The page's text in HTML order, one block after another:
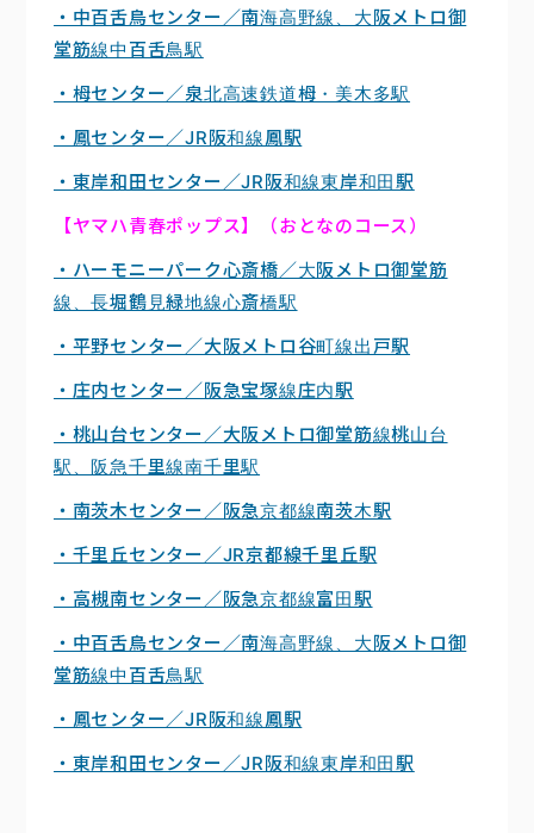
・中百舌鳥センター／南海高野線、大阪メトロ御
堂筋線中百舌鳥駅
・栂センター／泉北高速鉄道栂・美木多駅
・鳳センター／JR阪和線鳳駅
・東岸和田センター／JR阪和線東岸和田駅
【ヤマハ青春ポップス】（おとなのコース）
・ハーモニーパーク心斎橋／大阪メトロ御堂筋
線、長堀鶴見緑地線心斎橋駅
・平野センター／大阪メトロ谷町線出戸駅
・庄内センター／阪急宝塚線庄内駅
・桃山台センター／大阪メトロ御堂筋線桃山台
駅、阪急千里線南千里駅
・南茨木センター／阪急京都線南茨木駅
・千里丘センター／JR京都線千里丘駅
・高槻南センター／阪急京都線富田駅
・中百舌鳥センター／南海高野線、大阪メトロ御
堂筋線中百舌鳥駅
・鳳センター／JR阪和線鳳駅
・東岸和田センター／JR阪和線東岸和田駅